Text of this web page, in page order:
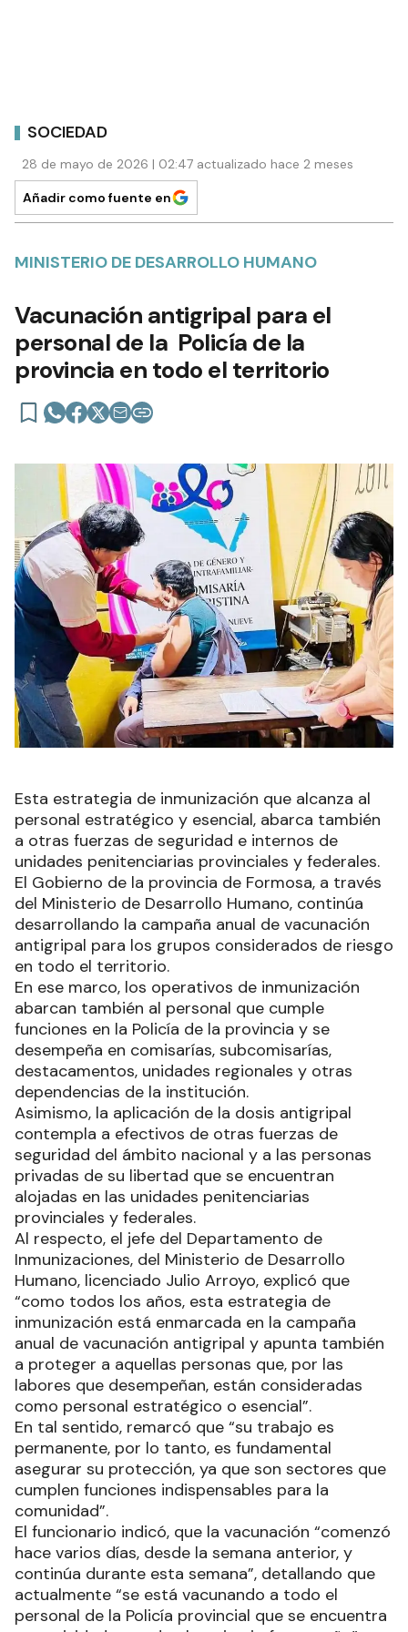
SOCIEDAD
28 de mayo de 2026 | 02:47 actualizado hace 2 meses
Añadir como fuente en
MINISTERIO DE DESARROLLO HUMANO
Vacunación antigripal para el
personal de la Policía de la
provincia en todo el territorio
Esta estrategia de inmunización que alcanza al
personal estratégico y esencial, abarca también
a otras fuerzas de seguridad e internos de
unidades penitenciarias provinciales y federales.
El Gobierno de la provincia de Formosa, a través
del Ministerio de Desarrollo Humano, continúa
desarrollando la campaña anual de vacunación
antigripal para los grupos considerados de riesgo
en todo el territorio.
En ese marco, los operativos de inmunización
abarcan también al personal que cumple
funciones en la Policía de la provincia y se
desempeña en comisarías, subcomisarías,
destacamentos, unidades regionales y otras
dependencias de la institución.
Asimismo, la aplicación de la dosis antigripal
contempla a efectivos de otras fuerzas de
seguridad del ámbito nacional y a las personas
privadas de su libertad que se encuentran
alojadas en las unidades penitenciarias
provinciales y federales.
Al respecto, el jefe del Departamento de
Inmunizaciones, del Ministerio de Desarrollo
Humano, licenciado Julio Arroyo, explicó que
“como todos los años, esta estrategia de
inmunización está enmarcada en la campaña
anual de vacunación antigripal y apunta también
a proteger a aquellas personas que, por las
labores que desempeñan, están consideradas
como personal estratégico o esencial”.
En tal sentido, remarcó que “su trabajo es
permanente, por lo tanto, es fundamental
asegurar su protección, ya que son sectores que
cumplen funciones indispensables para la
comunidad”.
El funcionario indicó, que la vacunación “comenzó
hace varios días, desde la semana anterior, y
continúa durante esta semana”, detallando que
actualmente “se está vacunando a todo el
personal de la Policía provincial que se encuentra